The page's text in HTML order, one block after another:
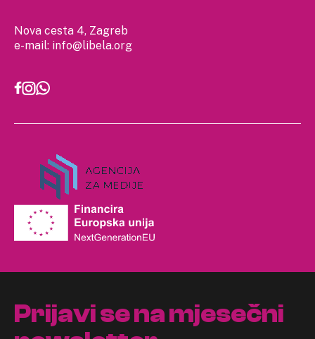
Nova cesta 4, Zagreb
e-mail: info@libela.org
Prijavi se na mjesečni